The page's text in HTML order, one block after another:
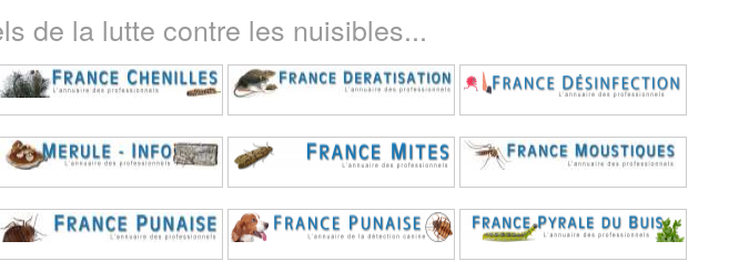
de la lutte contre les nuisibles...